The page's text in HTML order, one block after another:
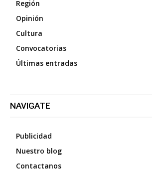
Región
Opinión
Cultura
Convocatorias
Últimas entradas
NAVIGATE
Publicidad
Nuestro blog
Contactanos